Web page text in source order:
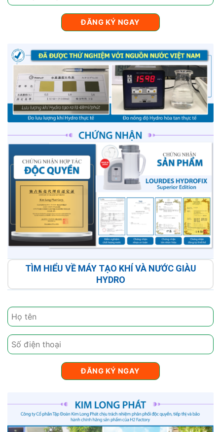
TÌM HIỂU VỀ MÁY TẠO KHÍ VÀ NƯỚC GIÀU
HYDRO